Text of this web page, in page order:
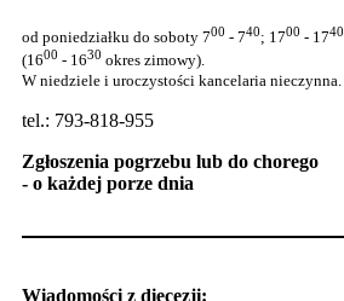
od poniedziałku do soboty 700 - 740; 1700 - 1740
(1600 - 1630 okres zimowy).
W niedziele i uroczystości kancelaria nieczynna.
tel.: 793-818-955
Zgłoszenia pogrzebu lub do chorego
- o każdej porze dnia
Wiadomości z diecezji: